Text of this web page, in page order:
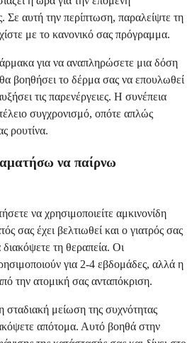
αυτή την περίπτωση, παραλείψτε τη
με το κανονικό σας πρόγραμμα.
για να αναπληρώσετε μια δόση
βοηθήσει το δέρμα σας να επουλωθεί
τις παρενέργειες. Η συνέπεια
συγχρονισμό, οπότε απλώς
ρουτίνα.
να παίρνω
να χρησιμοποιείτε αμκινονίδη
σας έχει βελτιωθεί και ο γιατρός σας
διακόψετε τη θεραπεία. Οι
για 2-4 εβδομάδες, αλλά η
την ατομική σας ανταπόκριση.
σταδιακή μείωση της συχνότητας
απότομα. Αυτό βοηθά στην